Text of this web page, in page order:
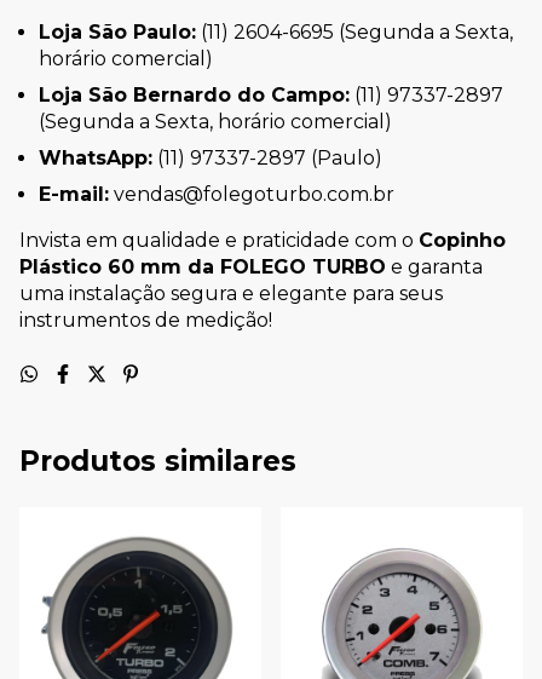
Loja São Paulo: (11) 2604-6695 (Segunda a Sexta,
horário comercial)
Loja São Bernardo do Campo: (11) 97337-2897
(Segunda a Sexta, horário comercial)
WhatsApp: (11) 97337-2897 (Paulo)
E-mail: vendas@folegoturbo.com.br
Invista em qualidade e praticidade com o Copinho
Plástico 60 mm da FOLEGO TURBO e garanta
uma instalação segura e elegante para seus
instrumentos de medição!
Produtos similares